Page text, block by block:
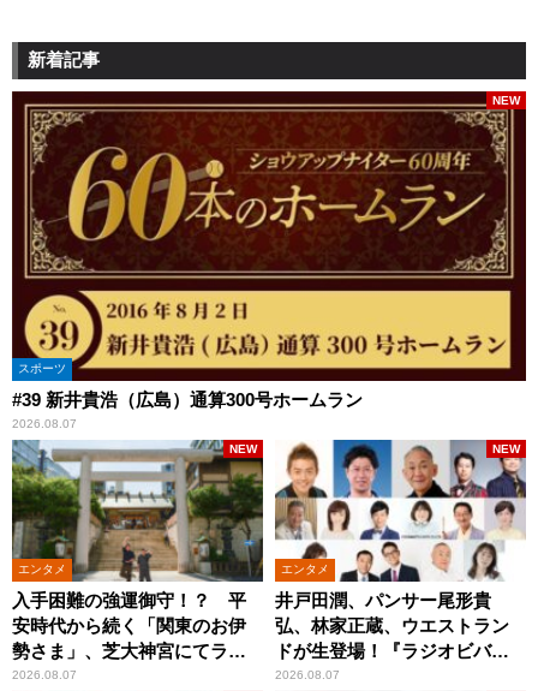
新着記事
スポーツ
#39 新井貴浩（広島）通算300号ホームラン
2026.08.07
NEW
エンタメ
入手困難の強運御守！？ 平
安時代から続く「関東のお伊
勢さま」、芝大神宮にてラン
パンプスが合格祈願！
2026.08.07
NEW
エンタメ
井戸田潤、パンサー尾形貴
弘、林家正蔵、ウエストラン
ドが生登場！『ラジオビバリ
ー昼ズ』
2026.08.07
NEW